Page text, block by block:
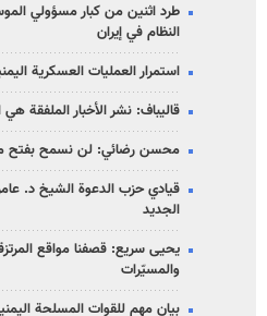
طرد اثنين من كبار مسؤولي
النظام في إيران
استمرار العمليات العسكرية
قاليباف: نشر الأخبار الملفقة
محسن رضائي: لن نسمح بفتح
قيادي حزب الدعوة الشيخ د.
الجديد
يحيى سريع: قصفنا مواقع
والمسيّرات
بيان مهم للقوات المسلحة